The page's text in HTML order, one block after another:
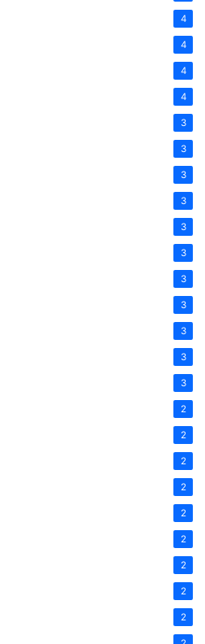
4
4
4
4
3
3
3
3
3
3
3
3
3
3
3
2
2
2
2
2
2
2
2
2